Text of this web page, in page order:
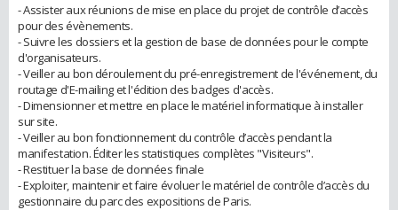
- Assister aux réunions de mise en place du projet de contrôle d’accès
pour des évènements.
- Suivre les dossiers et la gestion de base de données pour le compte
d'organisateurs.
- Veiller au bon déroulement du pré-enregistrement de l'événement, du
routage d'E-mailing et l'édition des badges d'accès.
- Dimensionner et mettre en place le matériel informatique à installer
sur site.
- Veiller au bon fonctionnement du contrôle d’accès pendant la
manifestation. Éditer les statistiques complètes "Visiteurs".
- Restituer la base de données finale
- Exploiter, maintenir et faire évoluer le matériel de contrôle d’accès du
gestionnaire du parc des expositions de Paris.